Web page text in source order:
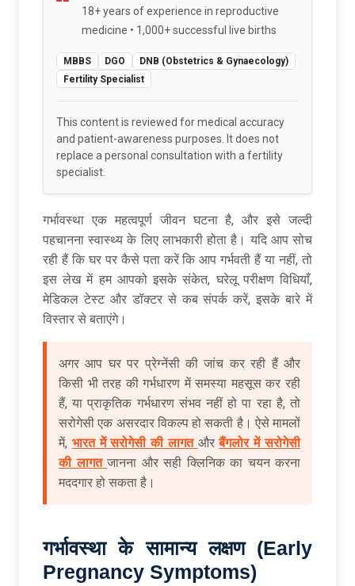
18+ years of experience in reproductive
medicine • 1,000+ successful live births
MBBS DGO
DNB (Obstetrics & Gynaecology)
Fertility Specialist
This content is reviewed for medical accuracy
and patient-awareness purposes. It does not
replace a personal consultation with a fertility
specialist.
गर्भावस्था एक महत्वपूर्ण जीवन घटना है, और इसे जल्दी
पहचानना स्वास्थ्य के लिए लाभकारी होता है। यदि आप सोच
रही हैं कि घर पर कैसे पता करें कि आप गर्भवती हैं या नहीं, तो
इस लेख में हम आपको इसके संकेत, घरेलू परीक्षण विधियाँ,
मेडिकल टेस्ट और डॉक्टर से कब संपर्क करें, इसके बारे में
विस्तार से बताएंगे।
अगर आप घर पर प्रेग्नेंसी की जांच कर रही हैं और
किसी भी तरह की गर्भधारण में समस्या महसूस कर रही
हैं, या प्राकृतिक गर्भधारण संभव नहीं हो पा रहा है, तो
सरोगेसी एक असरदार विकल्प हो सकती है। ऐसे मामलों
में, भारत में सरोगेसी की लागत औरबैंगलोर में सरोगेसी
की लागत जानना और सही क्लिनिक का चयन करना
मददगार हो सकता है।
गर्भावस्था के सामान्य लक्षण (Early
Pregnancy Symptoms)